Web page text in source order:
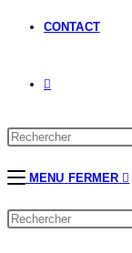
CONTACT
MENU FERMER